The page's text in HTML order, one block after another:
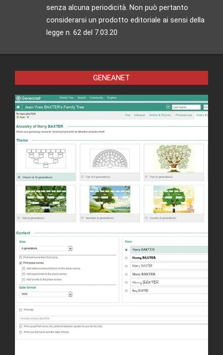
senza alcuna periodicità. Non può pertanto
considerarsi un prodotto editoriale ai sensi della
legge n. 62 del 7.03.20
GENEANET